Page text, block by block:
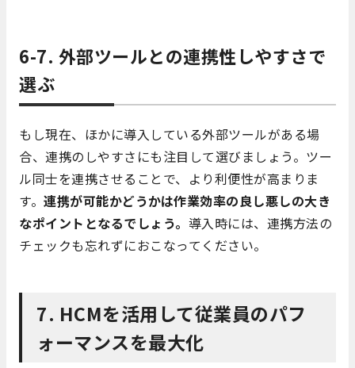
6-7. 外部ツールとの連携性しやすさで
選ぶ
もし現在、ほかに導入している外部ツールがある場
合、連携のしやすさにも注目して選びましょう。ツー
ル同士を連携させることで、より利便性が高まりま
す。 連携が可能かどうかは作業効率の良し悪しの大き
なポイントとなるでしょう。 導入時には、連携方法の
チェックも忘れずにおこなってください。
7. HCMを活用して従業員のパフ
ォーマンスを最大化